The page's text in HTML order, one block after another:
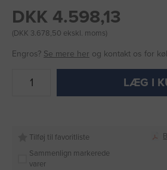
DKK 4.598,13
(DKK 3.678,50 ekskl. moms)
Engros? Se mere her og kontakt os for
LÆG I
Tilføj til favoritliste
Sammenlign markerede
varer